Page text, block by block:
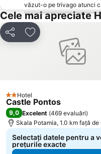
Plaja Skala Kallirachis
Plaja Giola
Kalamitsa
Plaja Agios Antonios
Dassilio Prinou
Sarakina
Kavala International
Kosmos
văzut-o pe trivago atunci
Cele mai apreciate
DistribuițiAdăugaţi la favorite
2 Stele
Hotel
Castle Pontos
9,0 Excelent (469 evaluări)
Skala Potamia, 1.0 km faţă de
Selectați datele pentru a
prețurile exacte